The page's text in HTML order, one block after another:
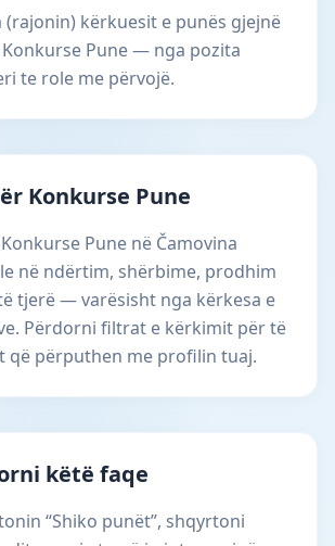
(rajonin) kërkuesit e punës gjejnë
Pune — nga pozita
te role me përvojë.
Konkurse Pune
Pune në Čamovina
në ndërtim, shërbime, prodhim
tjerë — varësisht nga kërkesa e
Përdorni filtrat e kërkimit për të
që përputhen me profilin tuaj.
këtë faqe
“Shiko punët”, shqyrtoni